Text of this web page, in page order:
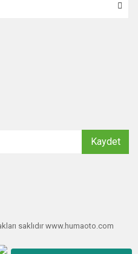
Kaydet
saklıdır www.humaoto.com